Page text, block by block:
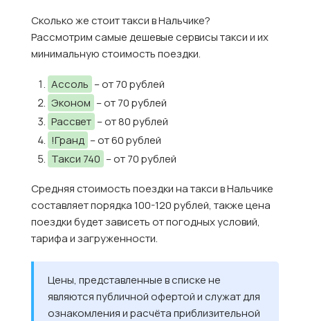
Сколько же стоит такси в Нальчике?
Рассмотрим самые дешевые сервисы такси и их
минимальную стоимость поездки.
Ассоль – от 70 рублей
Эконом – от 70 рублей
Рассвет – от 80 рублей
!Гранд – от 60 рублей
Такси 740 – от 70 рублей
Средняя стоимость поездки на такси в Нальчике
составляет порядка 100-120 рублей, также цена
поездки будет зависеть от погодных условий,
тарифа и загруженности.
Цены, представленные в списке не
являются публичной офертой и служат для
ознакомления и расчёта приблизительной